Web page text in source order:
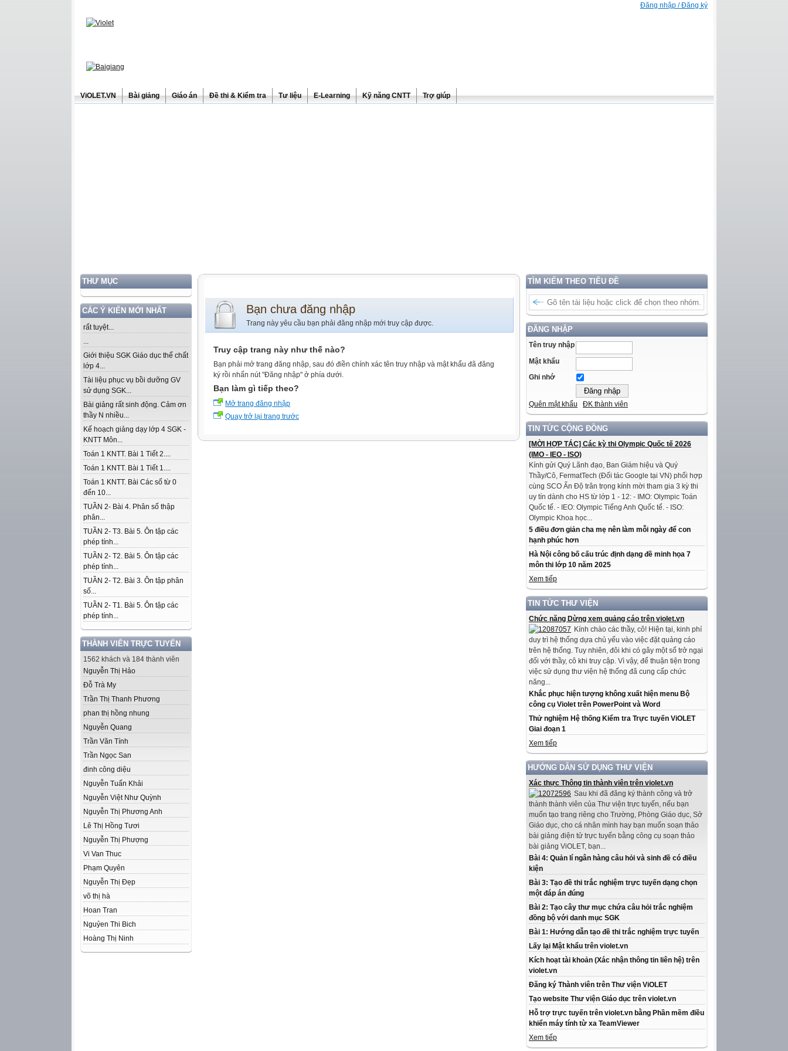
Đăng nhập / Đăng ký
ViOLET.VN Bài giảng Giáo án Đề thi & Kiểm tra Tư liệu E-Learning Kỹ năng CNTT Trợ giúp
THƯ MỤC
CÁC Ý KIẾN MỚI NHẤT
rất tuyệt...
...
Giới thiệu SGK Giáo dục thể chất
lớp 4...
Tài liệu phục vụ bồi dưỡng GV
sử dụng SGK...
Bài giảng rất sinh động. Cảm ơn
thầy N nhiều...
Kế hoạch giảng dạy lớp 4 SGK -
KNTT Môn...
Toán 1 KNTT. Bài 1 Tiết 2....
Toán 1 KNTT. Bài 1 Tiết 1....
Toán 1 KNTT. Bài Các số từ 0
đến 10...
TUẦN 2- Bài 4. Phân số thập
phân...
TUẦN 2- T3. Bài 5. Ôn tập các
phép tính...
TUẦN 2- T2. Bài 5. Ôn tập các
phép tính...
TUẦN 2- T2. Bài 3. Ôn tập phân
số...
TUẦN 2- T1. Bài 5. Ôn tập các
phép tính...
THÀNH VIÊN TRỰC TUYẾN
1562 khách và 184 thành viên
Nguyễn Thị Hảo
Đỗ Trà My
Trần Thị Thanh Phương
phan thị hồng nhung
Nguyễn Quang
Trần Văn Tính
Trần Ngọc San
đinh công diệu
Nguyễn Tuấn Khải
Nguyễn Việt Như Quỳnh
Nguyễn Thị Phương Anh
Lê Thị Hồng Tươi
Nguyễn Thị Phượng
Vi Van Thuc
Phạm Quyên
Nguyễn Thị Đẹp
võ thị hà
Hoan Tran
Nguỷen Thi Bich
Hoàng Thị Ninh
TÌM KIẾM THEO TIÊU ĐỀ
ĐĂNG NHẬP
Tên truy nhập
Mật khẩu
Ghi nhớ
Quên mật khẩu ĐK thành viên
TIN TỨC CỘNG ĐỒNG
[MỜI HỢP TÁC] Các kỳ thi Olympic Quốc tế 2026
(IMO - IEO - ISO)
Kính gửi Quý Lãnh đạo, Ban Giám hiệu và Quý
Thầy/Cô, FermatTech (Đối tác Google tại VN) phối hợp
cùng SCO Ấn Độ trân trọng kính mời tham gia 3 kỳ thi
uy tín dành cho HS từ lớp 1 - 12: - IMO: Olympic Toán
Quốc tế. - IEO: Olympic Tiếng Anh Quốc tế. - ISO:
Olympic Khoa học...
5 điều đơn giản cha mẹ nên làm mỗi ngày để con
hạnh phúc hơn
Hà Nội công bố cấu trúc định dạng đề minh họa 7
môn thi lớp 10 năm 2025
Xem tiếp
TIN TỨC THƯ VIỆN
Chức năng Dừng xem quảng cáo trên violet.vn
Kính chào các thầy, cô! Hiện tại, kinh phí
duy trì hệ thống dựa chủ yếu vào việc đặt quảng cáo
trên hệ thống. Tuy nhiên, đôi khi có gây một số trở ngại
đối với thầy, cô khi truy cập. Vì vậy, để thuận tiện trong
việc sử dụng thư viện hệ thống đã cung cấp chức
năng...
Khắc phục hiện tượng không xuất hiện menu Bộ
công cụ Violet trên PowerPoint và Word
Thử nghiệm Hệ thống Kiểm tra Trực tuyến ViOLET
Giai đoạn 1
Xem tiếp
HƯỚNG DẪN SỬ DỤNG THƯ VIỆN
Xác thực Thông tin thành viên trên violet.vn
Sau khi đã đăng ký thành công và trở
thành thành viên của Thư viện trực tuyến, nếu bạn
muốn tạo trang riêng cho Trường, Phòng Giáo dục, Sở
Giáo dục, cho cá nhân mình hay bạn muốn soạn thảo
bài giảng điện tử trực tuyến bằng công cụ soạn thảo
bài giảng ViOLET, bạn...
Bài 4: Quản lí ngân hàng câu hỏi và sinh đề có điều
kiện
Bài 3: Tạo đề thi trắc nghiệm trực tuyến dạng chọn
một đáp án đúng
Bài 2: Tạo cây thư mục chứa câu hỏi trắc nghiệm
đồng bộ với danh mục SGK
Bài 1: Hướng dẫn tạo đề thi trắc nghiệm trực tuyến
Lấy lại Mật khẩu trên violet.vn
Kích hoạt tài khoản (Xác nhận thông tin liên hệ) trên
violet.vn
Đăng ký Thành viên trên Thư viện ViOLET
Tạo website Thư viện Giáo dục trên violet.vn
Hỗ trợ trực tuyến trên violet.vn bằng Phần mềm điều
khiển máy tính từ xa TeamViewer
Xem tiếp
Bạn chưa đăng nhập
Trang này yêu cầu bạn phải đăng nhập mới truy cập được.
Truy cập trang này như thế nào?
Bạn phải mở trang đăng nhập, sau đó điền chính xác tên truy nhập và mật khẩu đã đăng
ký rồi nhấn nút "Đăng nhập" ở phía dưới.
Bạn làm gì tiếp theo?
Mở trang đăng nhập
Quay trở lại trang trước